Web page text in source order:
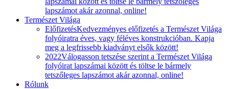
lapszámot akár azonnal, online!
Természet Világa
ElőfizetésKedvezményes előfizetés a Természet Világa
folyóiratra éves, vagy féléves konstrukcióban. Kapja
meg a legfrissebb kiadványt elsők között!
2022Válogasson tetszése szerint a Természet Világa
folyóirat lapszámai között és töltse le bármely
tetszőleges lapszámot akár azonnal, online!
Rólunk